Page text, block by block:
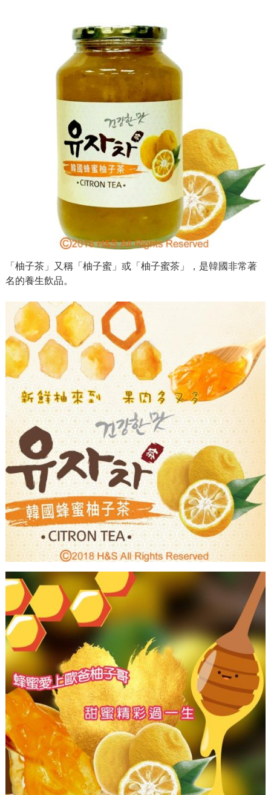
「柚子茶」又稱「柚子蜜」或「柚子蜜茶」，是韓國非常著
名的養生飲品。